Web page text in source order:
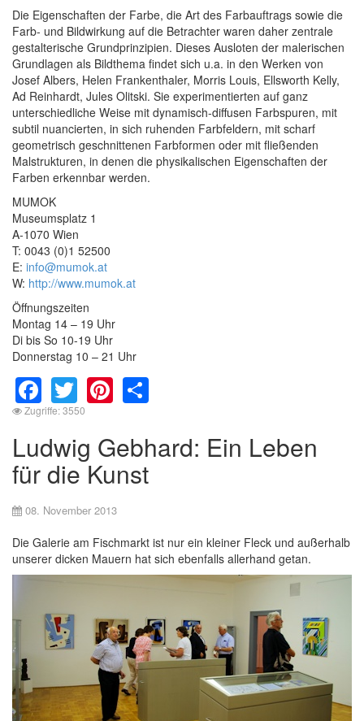
Die Eigenschaften der Farbe, die Art des Farbauftrags sowie die
Farb- und Bildwirkung auf die Betrachter waren daher zentrale
gestalterische Grundprinzipien. Dieses Ausloten der malerischen
Grundlagen als Bildthema findet sich u.a. in den Werken von
Josef Albers, Helen Frankenthaler, Morris Louis, Ellsworth Kelly,
Ad Reinhardt, Jules Olitski. Sie experimentierten auf ganz
unterschiedliche Weise mit dynamisch-diffusen Farbspuren, mit
subtil nuancierten, in sich ruhenden Farbfeldern, mit scharf
geometrisch geschnittenen Farbformen oder mit fließenden
Malstrukturen, in denen die physikalischen Eigenschaften der
Farben erkennbar werden.
MUMOK
Museumsplatz 1
A-1070 Wien
T: 0043 (0)1 52500
E: info@mumok.at
W: http://www.mumok.at
Öffnungszeiten
Montag 14 – 19 Uhr
Di bis So 10-19 Uhr
Donnerstag 10 – 21 Uhr
Facebook
TwitterPinterest
Zugriffe: 3550
Ludwig Gebhard: Ein Leben
für die Kunst
08. November 2013
Die Galerie am Fischmarkt ist nur ein kleiner Fleck und außerhalb
unserer dicken Mauern hat sich ebenfalls allerhand getan.